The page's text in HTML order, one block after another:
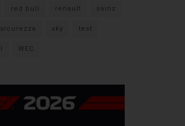
red bull renault sainz
sicurezza sky test
WEC